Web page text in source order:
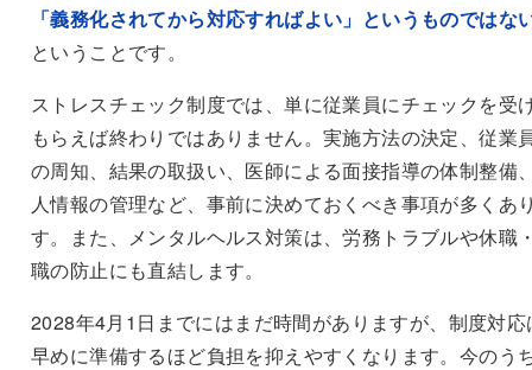
「義務化されてから対応すればよい」というものではな
ということです。
ストレスチェック制度では、単に従業員にチェックを受
もらえば終わりではありません。実施方法の決定、従業
の周知、結果の取扱い、医師による面接指導の体制整備
人情報の管理など、事前に決めておくべき事項が多くあ
す。また、メンタルヘルス対策は、労務トラブルや休職
職の防止にも直結します。
2028年4月1日までにはまだ時間がありますが、制度対応
早めに準備するほど負担を抑えやすくなります。今のう